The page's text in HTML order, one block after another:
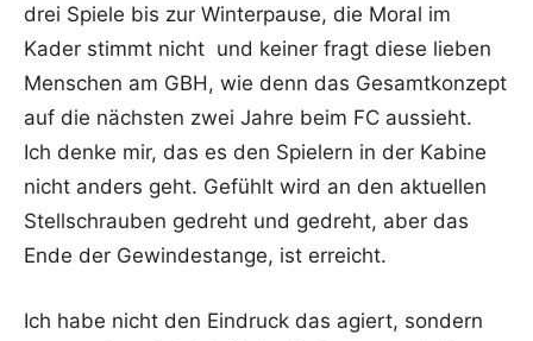
drei Spiele bis zur Winterpause, die Moral im
Kader stimmt nicht und keiner fragt diese lieben
Menschen am GBH, wie denn das Gesamtkonzept
auf die nächsten zwei Jahre beim FC aussieht.
Ich denke mir, das es den Spielern in der Kabine
nicht anders geht. Gefühlt wird an den aktuellen
Stellschrauben gedreht und gedreht, aber das
Ende der Gewindestange, ist erreicht.
Ich habe nicht den Eindruck das agiert, sondern